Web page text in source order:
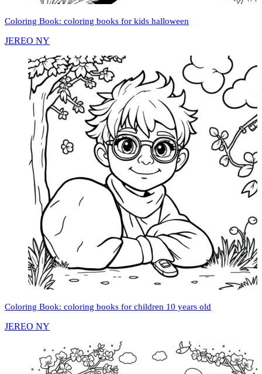
Coloring Book: coloring books for kids halloween
JEREO NY
Coloring Book: coloring books for children 10 years old
JEREO NY